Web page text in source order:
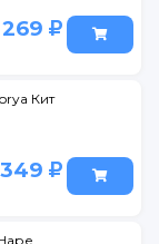
269
Кит
349